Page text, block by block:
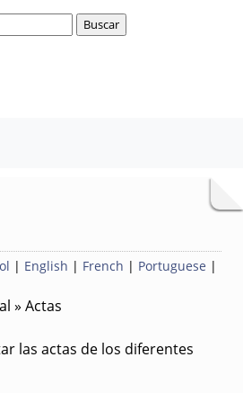
| English | French | Portuguese |
» Actas
las actas de los diferentes